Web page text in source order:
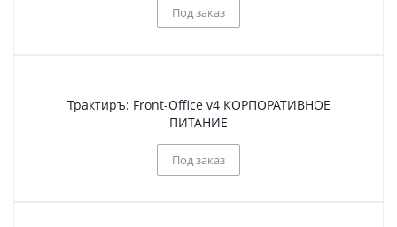
Под заказ
Трактиръ: Front-Office v4 КОРПОРАТИВНОЕ
ПИТАНИЕ
Под заказ